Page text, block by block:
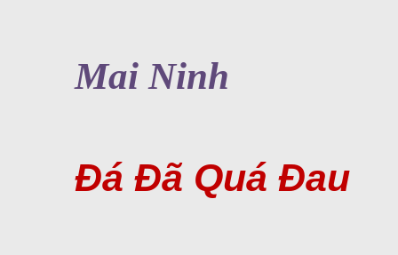
Mai Ninh
Đá Đã Quá Đau